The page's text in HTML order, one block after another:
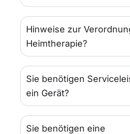
Hinweise zur
Heimtherapie?
Sie benötigen
ein Gerät?
Sie benötigen eine